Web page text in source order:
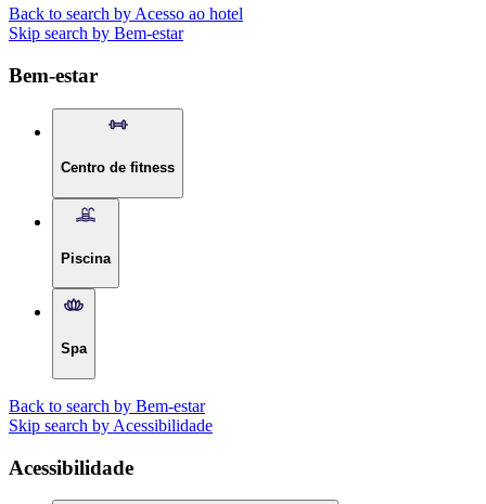
Back to search by Acesso ao hotel
Skip search by Bem-estar
Bem-estar
Centro de fitness
Piscina
Spa
Back to search by Bem-estar
Skip search by Acessibilidade
Acessibilidade